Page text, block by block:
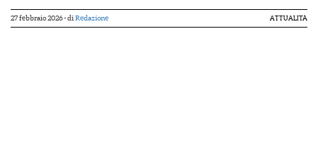
27 febbraio 2026- di Redazione ATTUALITÀ